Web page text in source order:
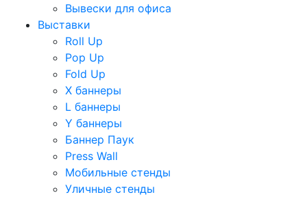
Вывески для офиса
Выставки
Roll Up
Pop Up
Fold Up
Х баннеры
L баннеры
Y баннеры
Баннер Паук
Press Wall
Мобильные стенды
Уличные стенды